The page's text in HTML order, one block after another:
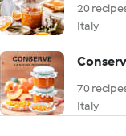
20
Italy
70
Italy